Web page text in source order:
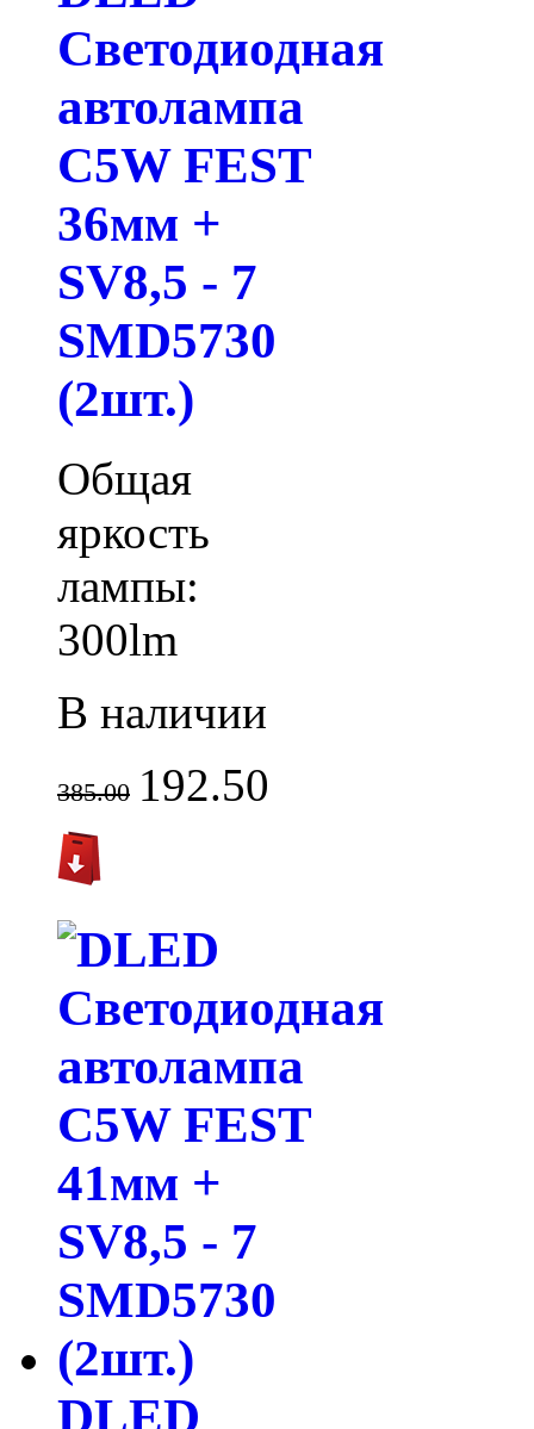
Светодиодная
автолампа
C5W FEST
36мм +
SV8,5 - 7
SMD5730
(2шт.)
Общая
яркость
лампы:
300lm
В наличии
385.00 192.50
DLED